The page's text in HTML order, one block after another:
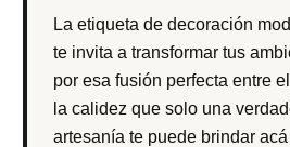
La etiqueta de decoración
te invita a transformar tus
por esa fusión perfecta entre
la calidez que solo una
artesanía te puede brindar